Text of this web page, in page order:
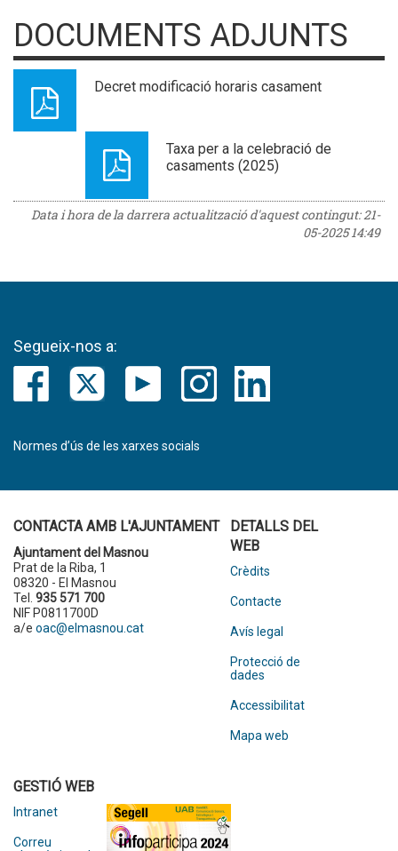
DOCUMENTS ADJUNTS
Decret modificació horaris casament
Taxa per a la celebració de
casaments (2025)
Data i hora de la darrera actualització d'aquest contingut:21-
05-2025 14:49
Segueix-nos a:
Normes d’ús de les xarxes socials
CONTACTA AMB L'AJUNTAMENT
Ajuntament del Masnou
Prat de la Riba, 1
08320 - El Masnou
Tel. 935 571 700
NIF P0811700D
a/e oac@elmasnou.cat
DETALLS DEL
WEB
Crèdits
Contacte
Avís legal
Protecció de
dades
Accessibilitat
Mapa web
GESTIÓ WEB
Intranet
Correu